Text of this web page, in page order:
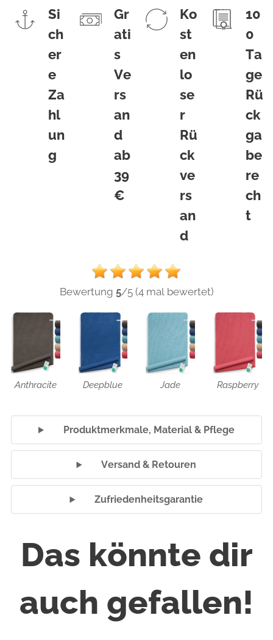
Si
ch
er
e
Za
hl
un
g
Gr
ati
s
Ve
rs
an
d
ab
39
€
Ko
st
en
lo
se
r
Rü
ck
ve
rs
an
d
10
0
Ta
ge
Rü
ck
ga
be
re
ch
t
Bewertung 5/5 (4 mal bewertet)
Anthracite Deepblue Jade Raspberry
🧘‍♀️ Produktmerkmale, Material & Pflege
📦 Versand & Retouren
🤝 Zufriedenheitsgarantie
Das könnte dir
auch gefallen!